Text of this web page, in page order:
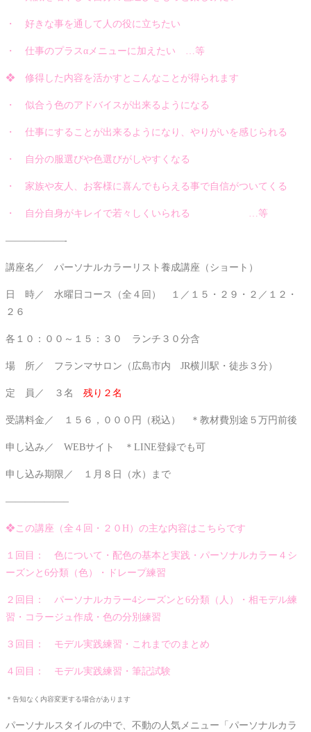
・ 好きな事を通して人の役に立ちたい
・ 仕事のプラスαメニューに加えたい …等
❖ 修得した内容を活かすとこんなことが得られます
・ 似合う色のアドバイスが出来るようになる
・ 仕事にすることが出来るようになり、やりがいを感じられる
・ 自分の服選びや色選びがしやすくなる
・ 家族や友人、お客様に喜んでもらえる事で自信がついてくる
・ 自分自身がキレイで若々しくいられる …等
——————-
講座名／ パーソナルカラーリスト養成講座（ショート）
日 時／ 水曜日コース（全４回） １／１５・２９・２／１２・
２６
各１０：００～１５：３０ ランチ３０分含
場 所／ フランマサロン（広島市内 JR横川駅・徒歩３分）
定 員／ ３名 残り２名
受講料金／ １５６，０００円（税込） ＊教材費別途５万円前後
申し込み／ WEBサイト ＊LINE登録でも可
申し込み期限／ １月８日（水）まで
——————–
❖この講座（全４回・２０H）の主な内容はこちらです
１回目： 色について・配色の基本と実践・パーソナルカラー４シ
ーズンと6分類（色）・ドレープ練習
２回目： パーソナルカラー4シーズンと6分類（人）・相モデル練
習・コラージュ作成・色の分別練習
３回目： モデル実践練習・これまでのまとめ
４回目： モデル実践練習・筆記試験
＊告知なく内容変更する場合があります
パーソナルスタイルの中で、不動の人気メニュー「パーソナルカラ